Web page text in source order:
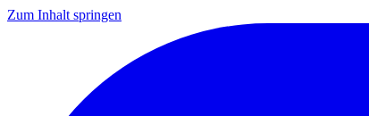
Zum Inhalt springen